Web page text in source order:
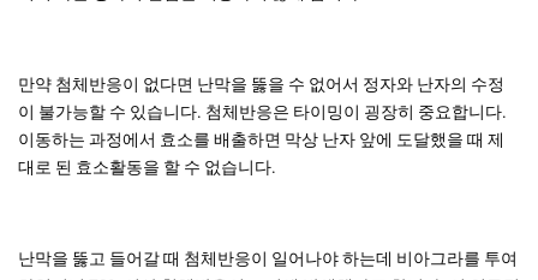
만약 첨체반응이 없다면 난막을 뚫을 수 없어서 정자와 난자의 수정
이 불가능할 수 있습니다. 첨체반응은 타이밍이 굉장히 중요합니다.
이동하는 과정에서 효소를 배출하면 막상 난자 앞에 도달했을 때 제
대로 된 효소활동을 할 수 없습니다.
난막을 뚫고 들어갈 때 첨체반응이 일어나야 하는데 비아그라를 투여